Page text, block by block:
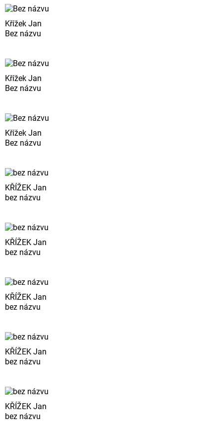
Křížek Jan
Bez názvu
Křížek Jan
Bez názvu
Křížek Jan
Bez názvu
KŘÍŽEK Jan
bez názvu
KŘÍŽEK Jan
bez názvu
KŘÍŽEK Jan
bez názvu
KŘÍŽEK Jan
bez názvu
KŘÍŽEK Jan
bez názvu